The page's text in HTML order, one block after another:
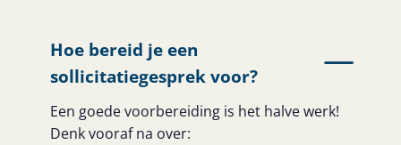
Hoe bereid je een
sollicitatiegesprek voor?
Een goede voorbereiding is het halve werk!
Denk vooraf na over: